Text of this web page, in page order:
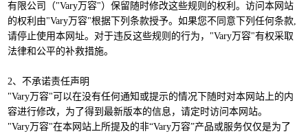
有限公司（"Vary万容"）保留随时修改这些规则的权利。访问本网站
的权利由"Vary万容"根据下列条款授予。如果您不同意下列任何条款,
请停止使用本网址。对于违反这些规则的行为，"Vary万容"有权采取
法律和公平的补救措施。
2、不承诺责任声明
"Vary万容"可以在没有任何通知或提示的情况下随时对本网站上的内
容进行修改，为了得到最新版本的信息，请定时访问本网站。
"Vary万容"在本网站上所提及的非“Vary万容”产品或服务仅仅是为了